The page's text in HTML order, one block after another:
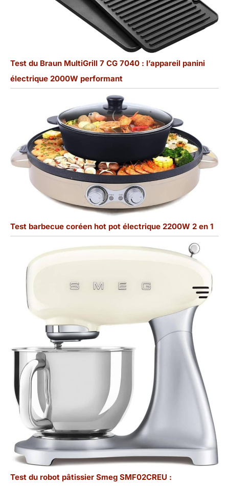
Test du Braun MultiGrill 7 CG 7040 : l’appareil panini
électrique 2000W performant
Test barbecue coréen hot pot électrique 2200W 2 en 1
Test du robot pâtissier Smeg SMF02CREU :